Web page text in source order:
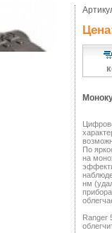
79
Прицел
3-14,
600м/
фото/
По
на
нм
Ranger